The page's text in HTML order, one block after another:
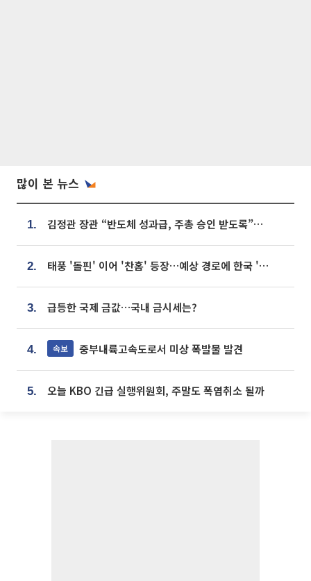
많이 본 뉴스
1. 김정관 장관 “반도체 성과급, 주총 승인 받도록”…상법·자본시장법 개정 시사
2. 태풍 '돌핀' 이어 '찬홈' 등장…예상 경로에 한국 '한숨'
3. 급등한 국제 금값…국내 금시세는?
4. 속보 중부내륙고속도로서 미상 폭발물 발견
5. 오늘 KBO 긴급 실행위원회, 주말도 폭염취소 될까